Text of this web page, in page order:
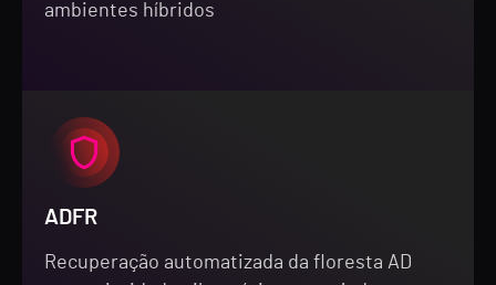
ambientes híbridos
ADFR
Recuperação automatizada da floresta AD